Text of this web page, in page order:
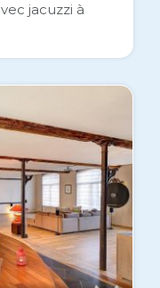
jacuzzi à